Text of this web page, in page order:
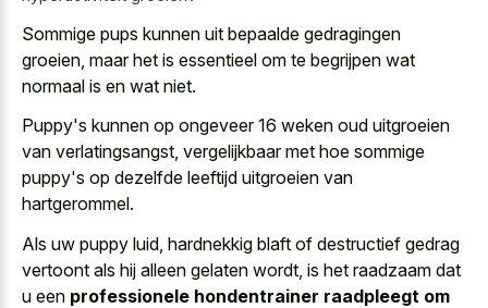
Sommige pups kunnen uit bepaalde gedragingen
groeien, maar het is essentieel om te begrijpen wat
normaal is en wat niet.
Puppy's kunnen op ongeveer 16 weken oud uitgroeien
van verlatingsangst, vergelijkbaar met hoe sommige
puppy's op dezelfde leeftijd uitgroeien van
hartgerommel.
Als uw puppy luid, hardnekkig blaft of destructief gedrag
vertoont als hij alleen gelaten wordt, is het raadzaam dat
u een professionele hondentrainer raadpleegt om